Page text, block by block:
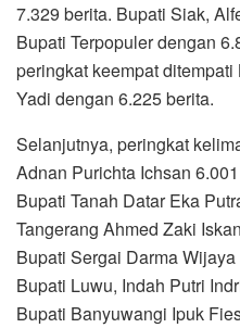
7.329 berita. Bupati Siak,
Bupati Terpopuler dengan
peringkat keempat
Yadi dengan 6.225 berita.
Selanjutnya, peringkat
Adnan Purichta Ichsan
Bupati Tanah Datar Eka
Tangerang Ahmed Zaki
Bupati Sergai Darma
Bupati Luwu, Indah Putri
Bupati Banyuwangi Ipuk